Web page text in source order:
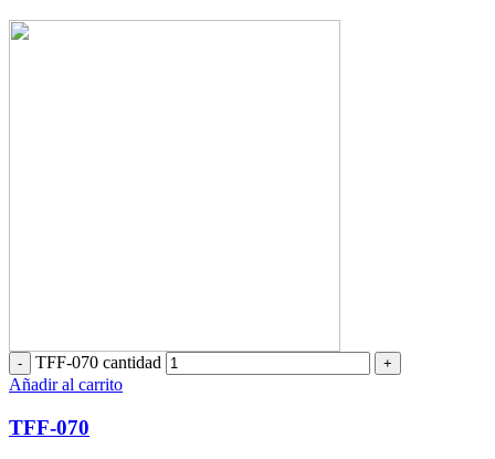
TFF-070 cantidad
Añadir al carrito
TFF-070